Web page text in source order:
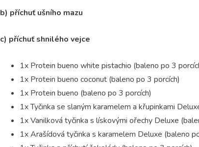
b) příchuť ušního mazu
c) příchuť shnilého vejce
1x Protein bueno white pistachio (baleno po 3
1x Protein bueno coconut (baleno po 3 porcích)
1x Protein bueno (baleno po 3 porcích)
1xTyčinka se slaným karamelem a křupinkami
1x Vanilková tyčinka s lískovými ořechy Deluxe
1x Arašídová tyčinka s karamelem Deluxe (baleno